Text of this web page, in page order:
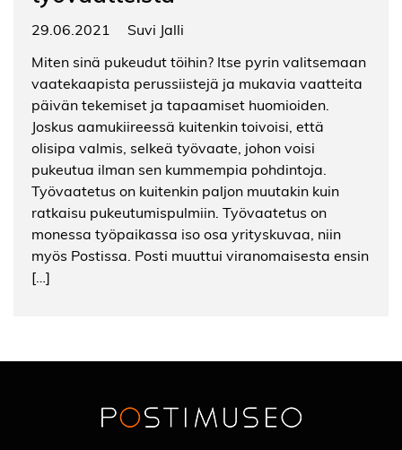
29.06.2021
Suvi Jalli
Miten sinä pukeudut töihin? Itse pyrin valitsemaan
vaatekaapista perussiistejä ja mukavia vaatteita
päivän tekemiset ja tapaamiset huomioiden.
Joskus aamukiireessä kuitenkin toivoisi, että
olisipa valmis, selkeä työvaate, johon voisi
pukeutua ilman sen kummempia pohdintoja.
Työvaatetus on kuitenkin paljon muutakin kuin
ratkaisu pukeutumispulmiin. Työvaatetus on
monessa työpaikassa iso osa yrityskuvaa, niin
myös Postissa. Posti muuttui viranomaisesta ensin
[…]